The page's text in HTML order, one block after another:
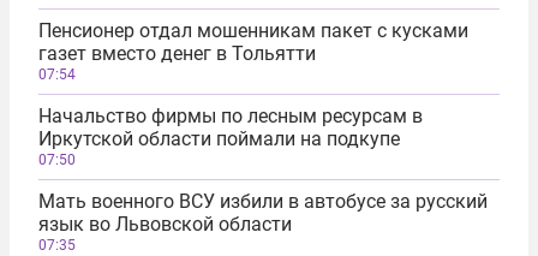
Пенсионер отдал мошенникам пакет с кусками
газет вместо денег в Тольятти
07:54
Начальство фирмы по лесным ресурсам в
Иркутской области поймали на подкупе
07:50
Мать военного ВСУ избили в автобусе за русский
язык во Львовской области
07:35